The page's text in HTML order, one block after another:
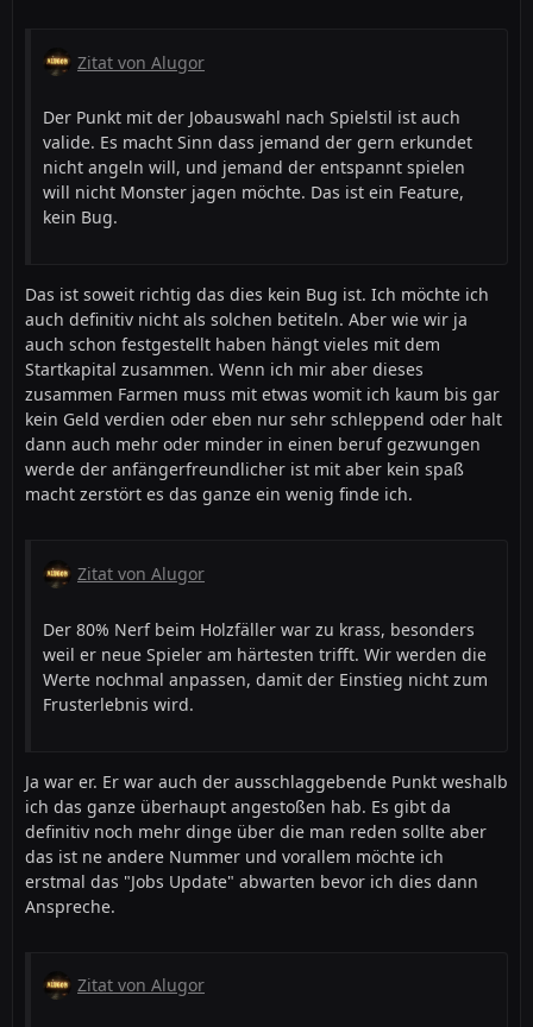
Zitat von Alugor
Der Punkt mit der Jobauswahl nach Spielstil ist auch
valide. Es macht Sinn dass jemand der gern erkundet
nicht angeln will, und jemand der entspannt spielen
will nicht Monster jagen möchte. Das ist ein Feature,
kein Bug.
Das ist soweit richtig das dies kein Bug ist. Ich möchte ich
auch definitiv nicht als solchen betiteln. Aber wie wir ja
auch schon festgestellt haben hängt vieles mit dem
Startkapital zusammen. Wenn ich mir aber dieses
zusammen Farmen muss mit etwas womit ich kaum bis gar
kein Geld verdien oder eben nur sehr schleppend oder halt
dann auch mehr oder minder in einen beruf gezwungen
werde der anfängerfreundlicher ist mit aber kein spaß
macht zerstört es das ganze ein wenig finde ich.
Zitat von Alugor
Der 80% Nerf beim Holzfäller war zu krass, besonders
weil er neue Spieler am härtesten trifft. Wir werden die
Werte nochmal anpassen, damit der Einstieg nicht zum
Frusterlebnis wird.
Ja war er. Er war auch der ausschlaggebende Punkt weshalb
ich das ganze überhaupt angestoßen hab. Es gibt da
definitiv noch mehr dinge über die man reden sollte aber
das ist ne andere Nummer und vorallem möchte ich
erstmal das "Jobs Update" abwarten bevor ich dies dann
Anspreche.
Zitat von Alugor